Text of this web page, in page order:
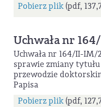
Pobierz plik(pdf,
Uchwała nr
Uchwała nr 164/II-IM/
sprawie zmiany
przewodzie
Papisa
Pobierz plik(pdf,